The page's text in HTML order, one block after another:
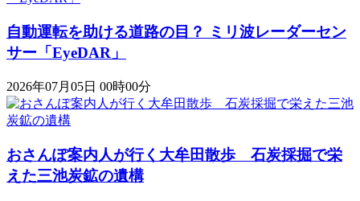
自動運転を助ける道路の目？ ミリ波レーダーセン
サー「EyeDAR」
2026年07月05日 00時00分
おさんぽ案内人が行く大牟田散歩 石炭採掘で栄
えた三池炭鉱の遺構